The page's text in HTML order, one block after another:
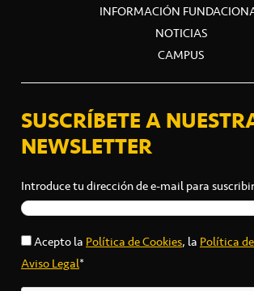
INFORMACIÓN
NOTICIAS
CAMPUS
SUSCRÍBETE A
NEWSLETTER
Introduce tu dirección de e-mail para
Acepto laPolítica de Cookies, laPolítica
Aviso Legal*